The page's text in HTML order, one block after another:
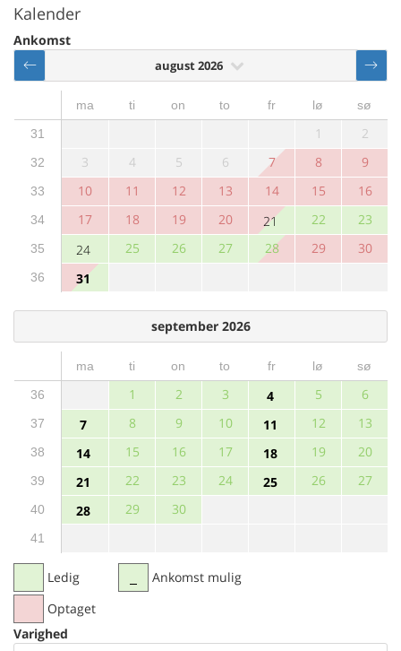
Kalender
Ankomst
august 2026
ma ti on to fr lø
sø
31
1 2
32 3 4 5 6 7 8 9
33 10 11 12 13 14 15 16
34 17 18 19 20 21 22 23
35 24 25 26 27 28 29 30
36 31
september 2026
ma ti on to fr lø
sø
36
1 2 3 4 5 6
37 7 8 9 10 11 12 13
38 14 15 16 17 18 19 20
39 21 22 23 24 25 26 27
40 28 29 30
41
Ledig
Optaget
Ankomst mulig
Varighed